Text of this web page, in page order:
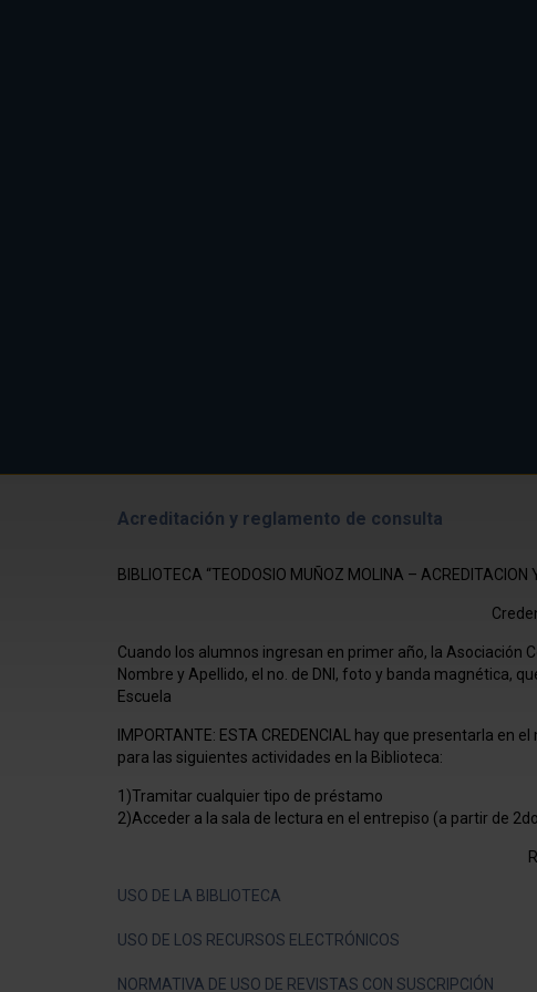
Acreditación y reglamento de consulta
BIBLIOTECA “TEODOSIO MUÑOZ MOLINA – ACREDITACION
Cuando los alumnos ingresan en primer año, la Asociación
Nombre y Apellido, el no. de DNI, foto y banda magnética,
Escuela
IMPORTANTE: ESTA CREDENCIAL hay que presentarla en
para las siguientes actividades en la Biblioteca:
1)Tramitar cualquier tipo de préstamo
2)Acceder a la sala de lectura en el entrepiso (a partir de
USO DE LA BIBLIOTECA
USO DE LOS RECURSOS ELECTRÓNICOS
NORMATIVA DE USO DE REVISTAS CON SUSCRIPCIÓN